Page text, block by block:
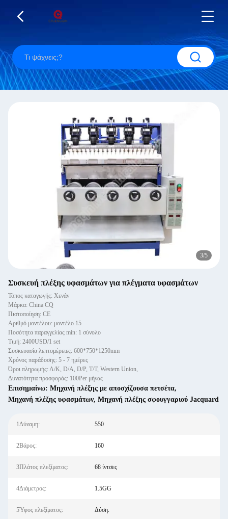
4/5
Συσκευή πλέξης υφασμάτων για πλέγματα υφασμάτων
Τόπος καταγωγής: Χενάν
Μάρκα: China CQ
Πιστοποίηση: CE
Αριθμό μοντέλου: μοντέλο 15
Ποσότητα παραγγελίας min: 1 σύνολο
Τιμή: 2400USD/1 set
Συσκευασία λεπτομέρειες: 600*750*1250mm
Χρόνος παράδοσης: 5 - 7 ημέρες
Όροι πληρωμής: Λ/Κ, D/A, D/P, T/T, Western Union,
Δυνατότητα προσφοράς: 100Per μήνας
Επισημαίνω: Μηχανή πλέξης με αποσχίζουσα πετσέτα,
Μηχανή πλέξης υφασμάτων, Μηχανή πλέξης σφουγγαριού Jacquard
1Δύναμη: 550
2Βάρος: 160
3Πλάτος πλεξίματος: 68 ίντσες
4Διάμετρος: 1.5GG
5Ύφος πλεξίματος: Δύση.